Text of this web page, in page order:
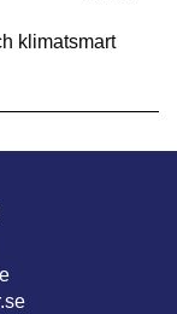
klimatsmart